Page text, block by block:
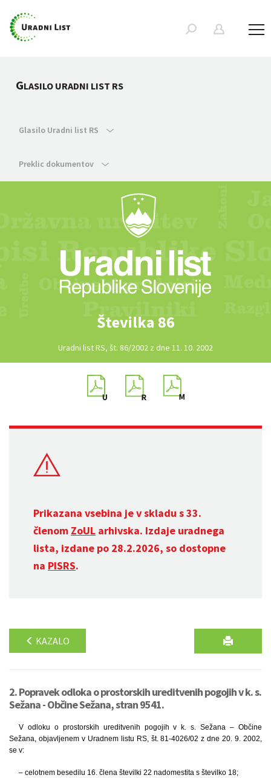
GLASILO URADNI LIST RS
Glasilo Uradni list RS
Preklic dokumentov
Številka 86
Uradni list RS, št. 86/2002 z dne 11. 10. 2002
Prikazana vsebina je v skladu s 33.
členom ZoUL arhivska. Izdaje uradnega
lista, izdane po 28.2.2026, so dostopne
na PISRS.
KAZALO
2. Popravek odloka o prostorskih ureditvenih pogojih v k. s.
Sežana - Občine Sežana, stran 9541.
V odloku o prostorskih ureditvenih pogojih v k. s. Sežana – Občine
Sežana, objavljenem v Uradnem listu RS, št. 81-4026/02 z dne 20. 9. 2002,
se v:
– celotnem besedilu 16. člena številki 22 nadomestita s številko 18;